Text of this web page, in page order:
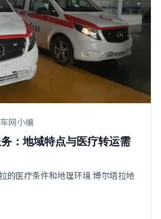
网小编
：地域特点与医疗转运需
的医疗条件和地理环境 博尔塔拉地